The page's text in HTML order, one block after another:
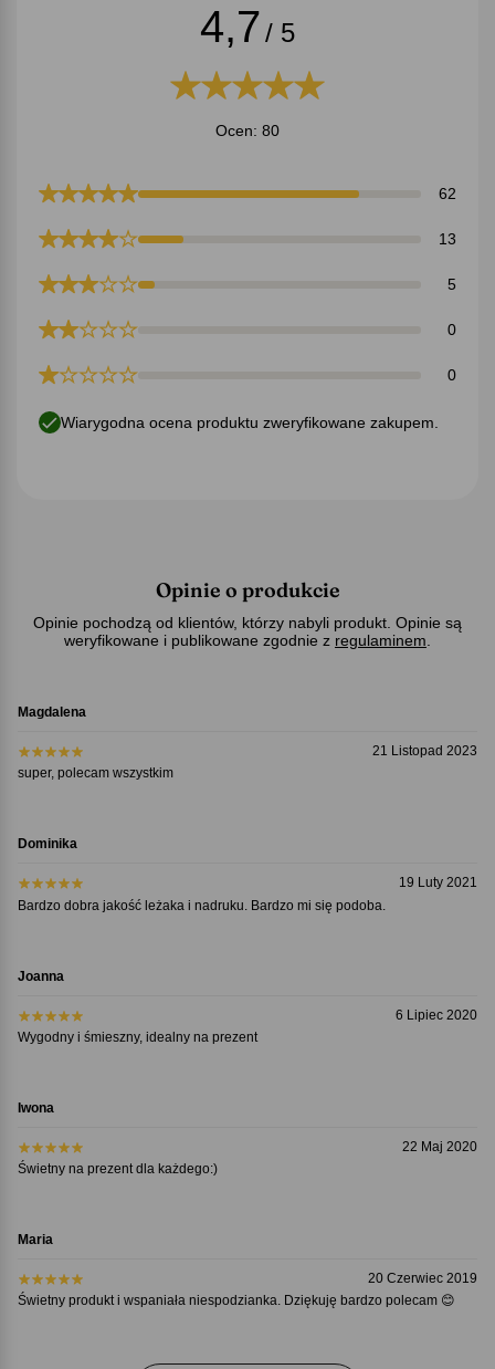
4,7/ 5
Ocen: 80
62
13
5
0
0
Wiarygodna ocena produktu zweryfikowane zakupem.
Opinie o produkcie
Opinie pochodzą od klientów, którzy nabyli produkt. Opinie są
weryfikowane i publikowane zgodnie z regulaminem.
Magdalena
21 Listopad 2023
super, polecam wszystkim
Dominika
19 Luty 2021
Bardzo dobra jakość leżaka i nadruku. Bardzo mi się podoba.
Joanna
6 Lipiec 2020
Wygodny i śmieszny, idealny na prezent
Iwona
22 Maj 2020
Świetny na prezent dla każdego:)
Maria
20 Czerwiec 2019
Świetny produkt i wspaniała niespodzianka. Dziękuję bardzo polecam 😊